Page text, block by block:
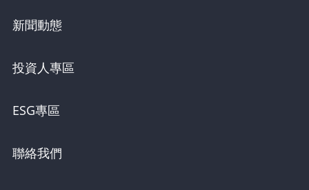
新聞動態
投資人專區
ESG專區
聯絡我們